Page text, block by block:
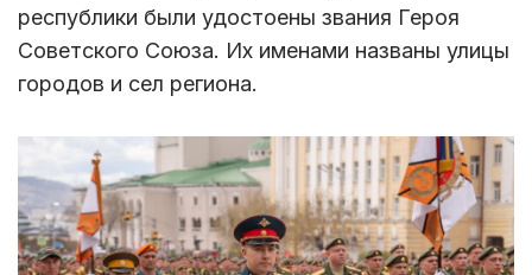
республики были удостоены звания Героя
Советского Союза. Их именами названы улицы
городов и сел региона.